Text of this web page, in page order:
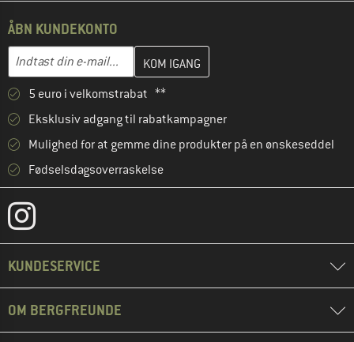
ÅBN KUNDEKONTO
E-mail-adresse
Indtast din e-mailadresse her, og opret i næste trin din
5 euro i velkomstrabat **
Eksklusiv adgang til rabatkampagner
Mulighed for at gemme dine produkter på en ønskeseddel
Fødselsdagsoverraskelse
KUNDESERVICE
OM BERGFREUNDE